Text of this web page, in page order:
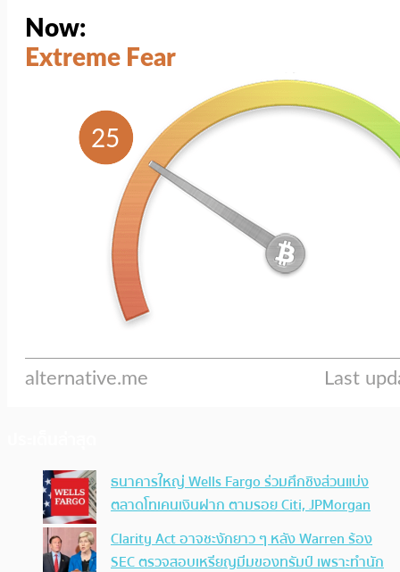
ธนาคารใหญ่ Wells Fargo ร่วมศึกชิงส่วนแบ่ง
ตลาดโทเคนเงินฝาก ตามรอย Citi, JPMorgan
Clarity Act อาจชะงักยาว ๆ หลัง Warren ร้อง
SEC ตรวจสอบเหรียญมีมของทรัมป์ เพราะทำนัก